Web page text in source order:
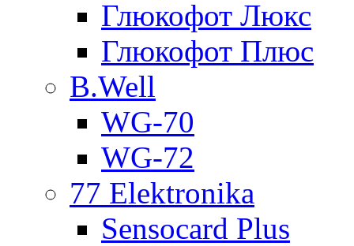
Глюкофот Люкс
Глюкофот Плюс
B.Well
WG-70
WG-72
77 Elektronika
Sensocard Plus